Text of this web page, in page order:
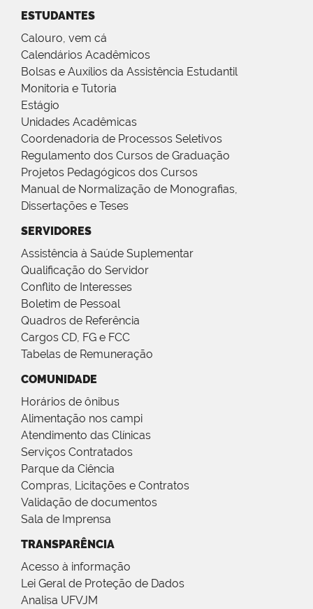
ESTUDANTES
Calouro, vem cá
Calendários Acadêmicos
Bolsas e Auxílios da Assistência Estudantil
Monitoria e Tutoria
Estágio
Unidades Acadêmicas
Coordenadoria de Processos Seletivos
Regulamento dos Cursos de Graduação
Projetos Pedagógicos dos Cursos
Manual de Normalização de Monografias,
Dissertações e Teses
SERVIDORES
Assistência à Saúde Suplementar
Qualificação do Servidor
Conflito de Interesses
Boletim de Pessoal
Quadros de Referência
Cargos CD, FG e FCC
Tabelas de Remuneração
COMUNIDADE
Horários de ônibus
Alimentação nos campi
Atendimento das Clínicas
Serviços Contratados
Parque da Ciência
Compras, Licitações e Contratos
Validação de documentos
Sala de Imprensa
TRANSPARÊNCIA
Acesso à informação
Lei Geral de Proteção de Dados
Analisa UFVJM